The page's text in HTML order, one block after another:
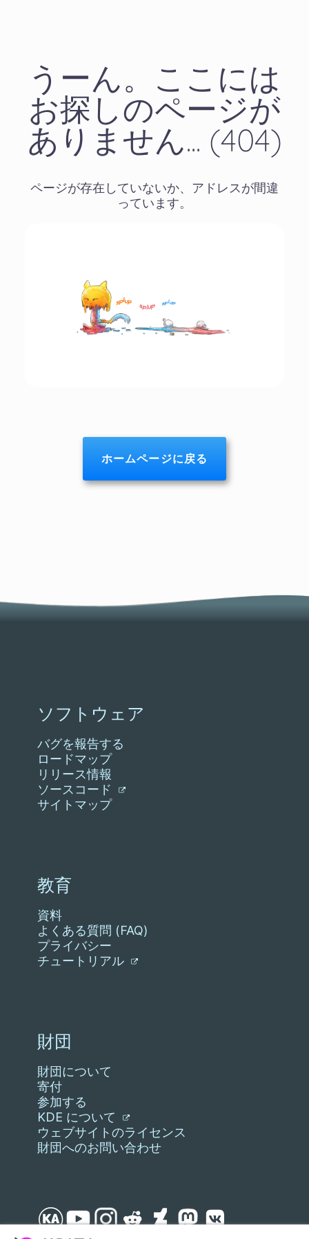
うーん。ここには
お探しのページが
ありません... (404)
ページが存在していないか、アドレスが間違
っています。
ホームページに戻る
ソフトウェア
バグを報告する
ロードマップ
リリース情報
ソースコード
サイトマップ
教育
資料
よくある質問 (FAQ)
プライバシー
チュートリアル
財団
財団について
寄付
参加する
KDE について
ウェブサイトのライセンス
財団へのお問い合わせ